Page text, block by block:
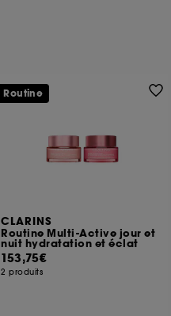
CLARINS
Routine Multi-Active jour et
nuit hydratation et éclat
153,75€
2 produits
Routine